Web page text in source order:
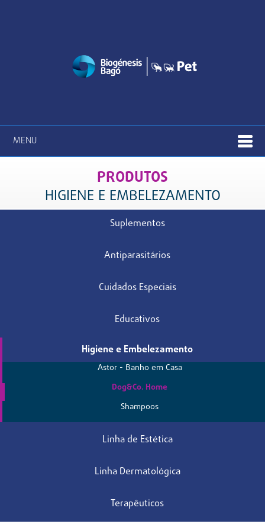
MENU
PRODUTOS
HIGIENE E EMBELEZAMENTO
Suplementos
Antiparasitários
Cuidados Especiais
Educativos
Higiene e Embelezamento
Astor - Banho em Casa
Dog&Co. Home
Shampoos
Linha de Estética
Linha Dermatológica
Terapêuticos